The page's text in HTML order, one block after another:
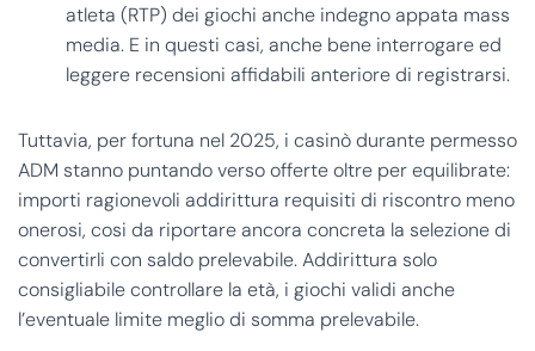
atleta (RTP) dei giochi anche indegno appata mass
media. E in questi casi, anche bene interrogare ed
leggere recensioni affidabili anteriore di registrarsi.
Tuttavia, per fortuna nel 2025, i casinò durante permesso
ADM stanno puntando verso offerte oltre per equilibrate:
importi ragionevoli addirittura requisiti di riscontro meno
onerosi, cosi da riportare ancora concreta la selezione di
convertirli con saldo prelevabile. Addirittura solo
consigliabile controllare la età, i giochi validi anche
l’eventuale limite meglio di somma prelevabile.